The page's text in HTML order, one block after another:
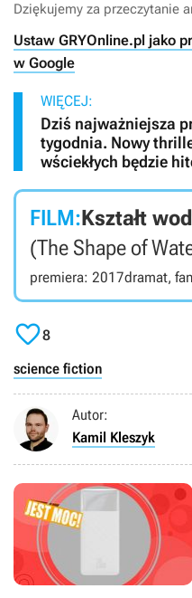
Dziękujemy za przeczytanie
Ustaw GRYOnline.pl jako
w Google
WIĘCEJ:
Dziś najważniejsza
tygodnia. Nowy
wściekłych będzie
FILM:Kształt
(The Shape of
premiera: 2017dramat,
8
science fiction
Autor:
Kamil Kleszyk